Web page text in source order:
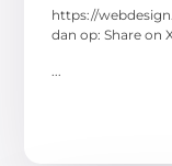
https://
dan op: Share on